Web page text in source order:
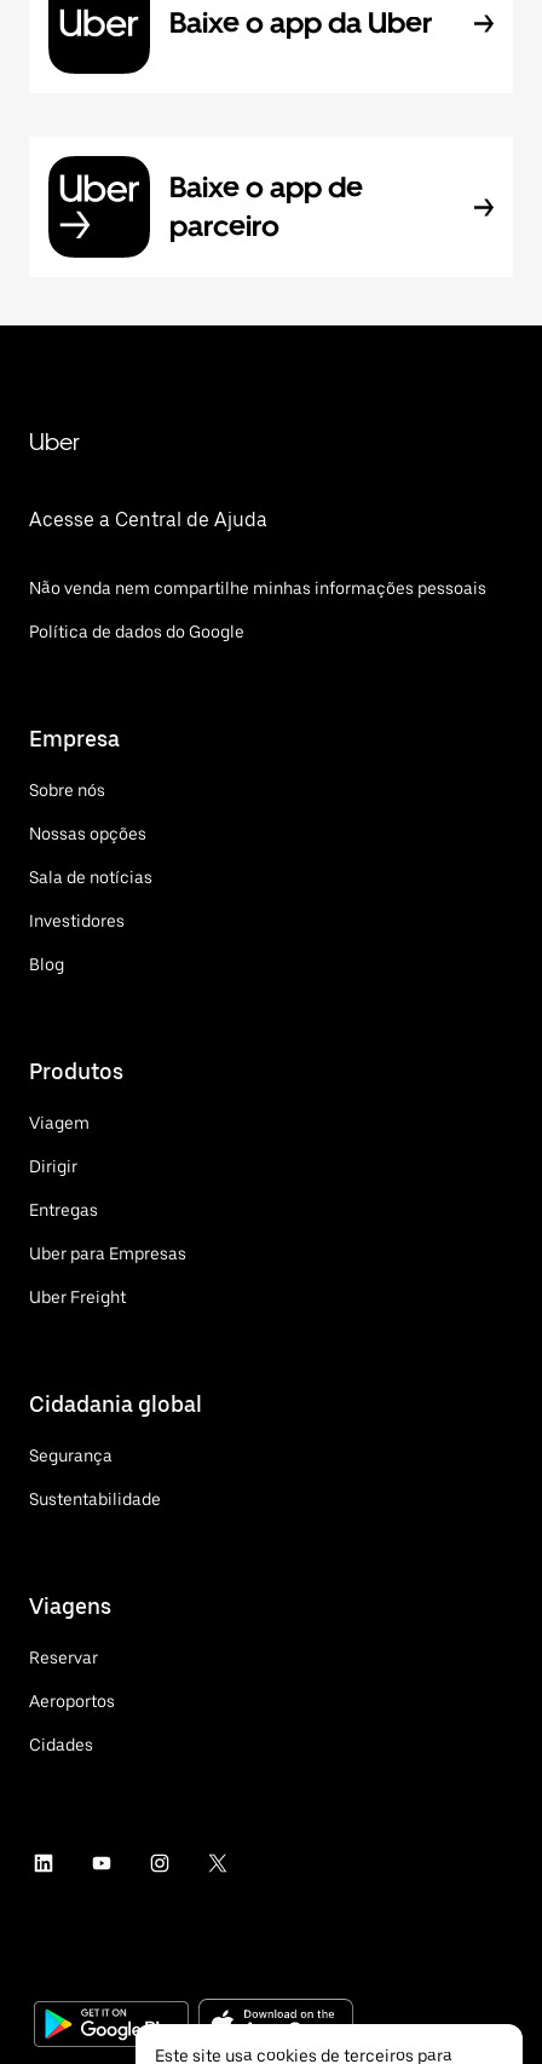
Baixe o app da Uber
Baixe o app de
parceiro
Uber
Acesse a Central de Ajuda
Não venda nem compartilhe minhas informações pessoais
Política de dados do Google
Empresa
Sobre nós
Nossas opções
Sala de notícias
Investidores
Blog
Produtos
Viagem
Dirigir
Entregas
Uber para Empresas
Uber Freight
Cidadania global
Segurança
Sustentabilidade
Viagens
Reservar
Aeroportos
Cidades
Este site usa cookies de terceiros para